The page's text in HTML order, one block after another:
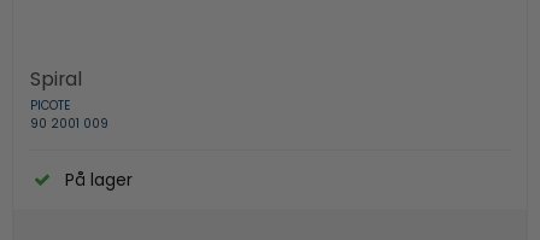
Spiral
PICOTE
90 2001 009
På lager